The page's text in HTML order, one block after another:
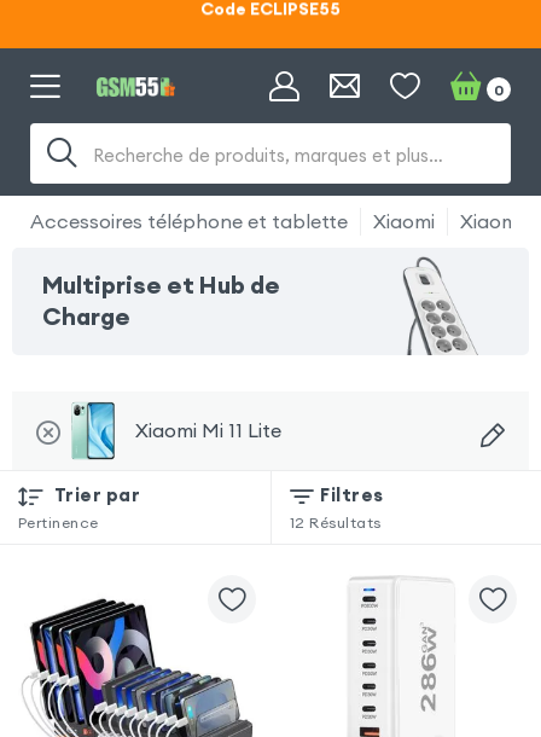
Code ECLIPSE55
Recherche de produits, marques et plus…
0
Accessoires téléphone et tablette Xiaomi Xiaomi
Multiprise et Hub de
Charge
Xiaomi Mi 11 Lite
Trier par
Pertinence
Filtres
12 Résultats